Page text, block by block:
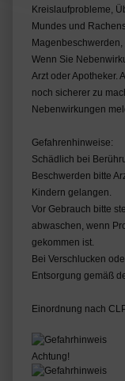
Kreislaufprobleme,
Mundes und
Wenn Sie
Arzt oder Apotheker.
noch sicherer zu
Nebenwirkungen
Gefahrenhinweise:
Schädlich bei
Beschwerden bitte
Kindern gelangen.
Vor Gebrauch bitte
abwaschen, wenn
gekommen ist.
Bei Verschlucken
Entsorgung gemäß
Einordnung nach
Achtung!